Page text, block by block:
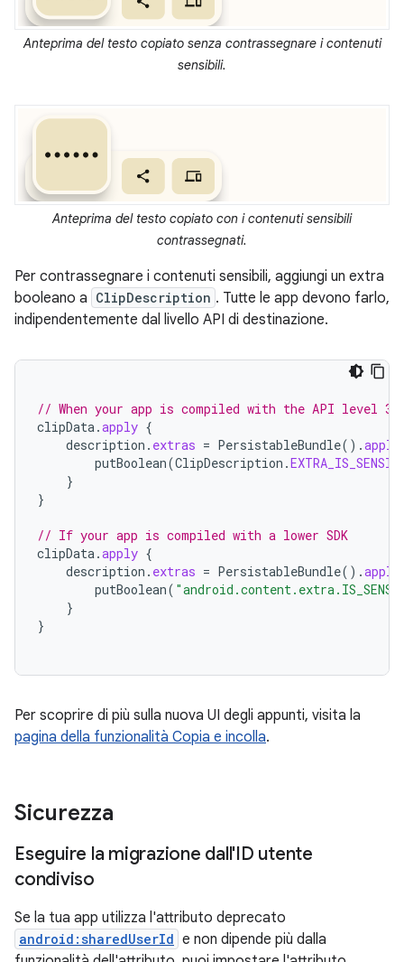
Anteprima del testo copiato senza contrassegnare i contenuti
sensibili.
Anteprima del testo copiato con i contenuti sensibili
contrassegnati.
Per contrassegnare i contenuti sensibili, aggiungi un extra
booleano a ClipDescription . Tutte le app devono farlo,
indipendentemente dal livello API di destinazione.
// When your app is compiled with the API level 33
clipData .apply {
description . extras = PersistableBundle().apply
putBoolean(ClipDescription .
}
}
// If your app is compiled with a lower SDK
clipData .apply {
description . extras = PersistableBundle().apply
putBoolean(
}
}
Per scoprire di più sulla nuova UI degli appunti, visita la
pagina della funzionalità Copia e incolla.
Sicurezza
Eseguire la migrazione dall'ID utente
condiviso
Se la tua app utilizza l'attributo deprecato
android:sharedUserId e non dipende più dalla